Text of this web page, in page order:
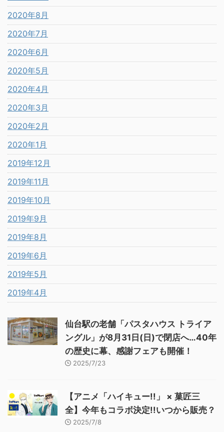
2020年8月
2020年7月
2020年6月
2020年5月
2020年4月
2020年3月
2020年2月
2020年1月
2019年12月
2019年11月
2019年10月
2019年9月
2019年8月
2019年6月
2019年5月
2019年4月
仙台駅の老舗「パスタハウス トライア
ングル」が8月31日(日)で閉店へ…40年
の歴史に幕、感謝フェアも開催！
2025/7/23
【アニメ「ハイキュー!!」 × 菓匠三
全】今年もコラボ決定!!いつから販売？
2025/7/8